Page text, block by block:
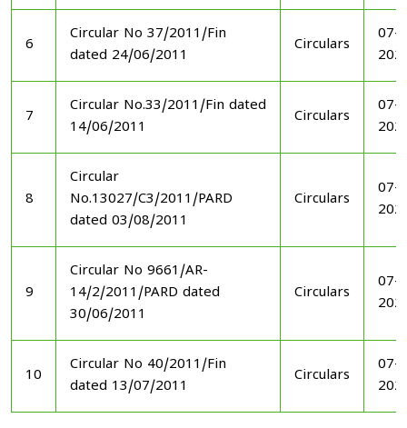
6
Circular No 37/2011/Fin
dated 24/06/2011
Circulars
07-
7
Circular No.33/2011/Fin dated
14/06/2011
Circulars
07-
8
Circular
No.13027/C3/2011/PARD
dated 03/08/2011
Circulars
07-
9
Circular No 9661/AR-
14/2/2011/PARD dated
30/06/2011
Circulars
07-
10
Circular No 40/2011/Fin
dated 13/07/2011
Circulars
07-